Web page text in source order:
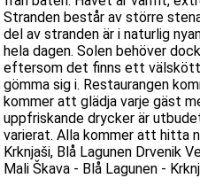
Stranden består av större
del av stranden är i naturlig
hela dagen. Solen behöver
eftersom det finns ett välskött
gömma sig i. Restaurangen
kommer att glädja varje gäst
uppfriskande drycker är
varierat. Alla kommer att hitta
Krknjaši, Blå Lagunen Drvenik
Mali Škava - Blå Lagunen -